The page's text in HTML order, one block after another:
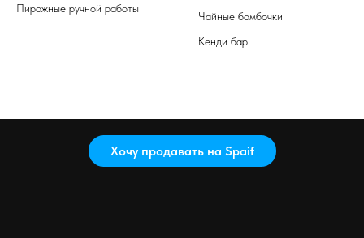
Пирожные ручной работы
Чайные бомбочки
Кенди бар
Хочу продавать на Spaif